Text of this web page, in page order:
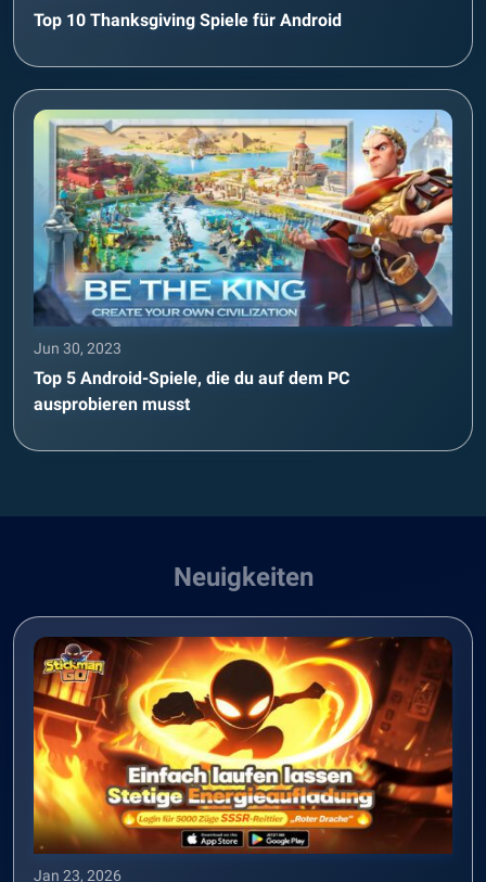
Top 10 Thanksgiving Spiele für Android
Jun 30, 2023
Top 5 Android-Spiele, die du auf dem PC
ausprobieren musst
Neuigkeiten
Jan 23, 2026